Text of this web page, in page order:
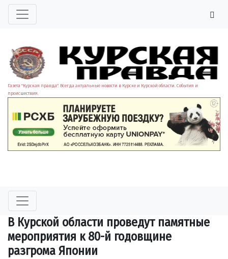
Газета "Курская правда". Всегда актуальные новости в Курске и Курской области. События и
происшествия.
В Курской области проведут памятные
мероприятия к 80-й годовщине
разгрома Японии